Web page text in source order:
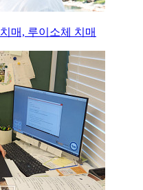
매, 루이소체 치매